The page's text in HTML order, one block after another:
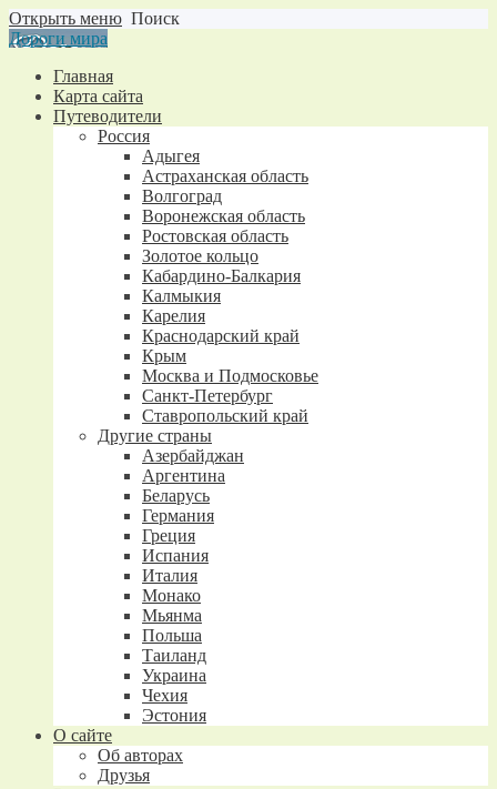
Открыть меню Поиск
Дороги мира
Главная
Карта сайта
Путеводители
Россия
Адыгея
Астраханская область
Волгоград
Воронежская область
Ростовская область
Золотое кольцо
Кабардино-Балкария
Калмыкия
Карелия
Краснодарский край
Крым
Москва и Подмосковье
Санкт-Петербург
Ставропольский край
Другие страны
Азербайджан
Аргентина
Беларусь
Германия
Греция
Испания
Италия
Монако
Мьянма
Польша
Таиланд
Украина
Чехия
Эстония
О сайте
Об авторах
Друзья